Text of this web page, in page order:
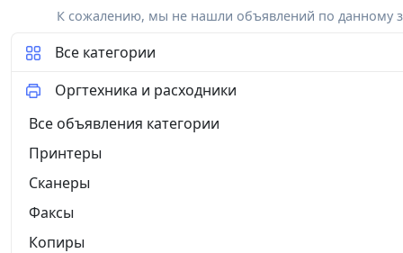
К сожалению, мы не нашли объявлений по данному
Все категории
Оргтехника и расходники
Все объявления категории
Принтеры
Сканеры
Факсы
Копиры